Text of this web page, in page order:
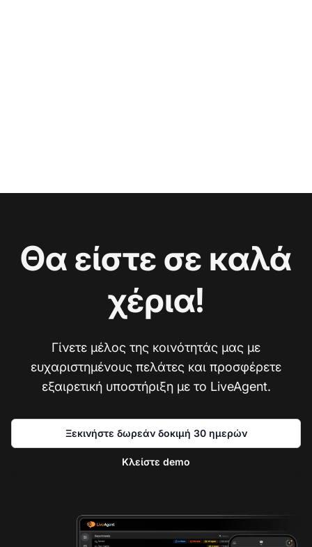
Θα είστε σε καλά
χέρια!
Γίνετε μέλος της κοινότητάς μας με
ευχαριστημένους πελάτες και προσφέρετε
εξαιρετική υποστήριξη με το LiveAgent.
Ξεκινήστε δωρεάν δοκιμή 30 ημερών
Κλείστε demo